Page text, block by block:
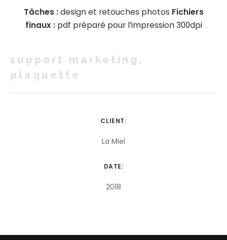
Tâches :design et retouches photos Fichiers
finaux : pdf préparé pour l’impression 300dpi
support marketing,
plaquette
CLIENT:
La Miel
DATE:
2018